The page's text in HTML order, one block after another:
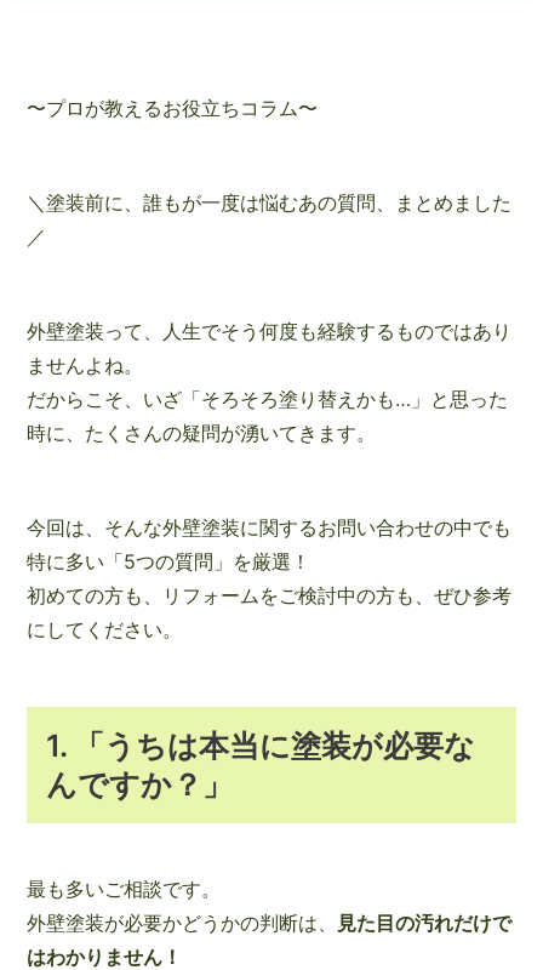
〜プロが教えるお役立ちコラム〜
＼塗装前に、誰もが一度は悩むあの質問、まとめました
／
外壁塗装って、人生でそう何度も経験するものではあり
ませんよね。
だからこそ、いざ「そろそろ塗り替えかも…」と思った
時に、たくさんの疑問が湧いてきます。
今回は、そんな外壁塗装に関するお問い合わせの中でも
特に多い「5つの質問」を厳選！
初めての方も、リフォームをご検討中の方も、ぜひ参考
にしてください。
1.
「うちは本当に塗装が必要な
んですか？」
最も多いご相談です。
外壁塗装が必要かどうかの判断は、
見た目の汚れだけで
はわかりません！